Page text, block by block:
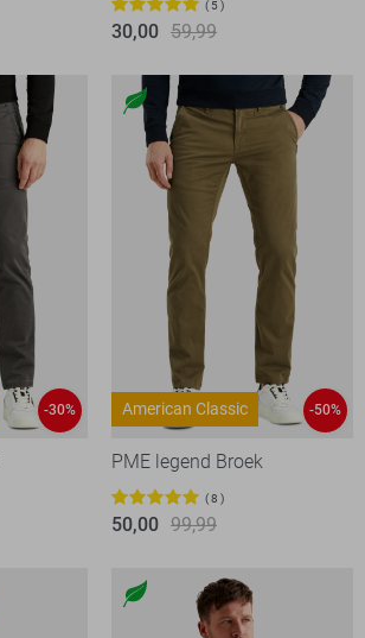
5
30,00 59,99
-30% American Classic -50%
PME legend Broek
8
50,00 99,99